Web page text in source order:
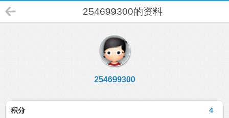
254699300的资料
254699300
4
积分